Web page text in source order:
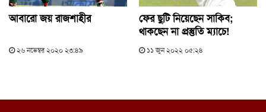
আবারো জয় রাজশাহীর
২৬ নভেম্বর ২০২০ ২৩:৪৯
ফের ছুটি নিয়েছেন সাকিব;
থাকছেন না প্রস্তুতি ম্যাচে!
১১ জুন ২০২২ ০৫:২৪